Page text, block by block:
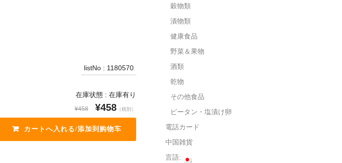
listNo : 1180570
在庫状態 : 在庫有り
¥458 ¥458 （税別）
穀物類
漬物類
健康食品
野菜＆果物
酒類
乾物
その他食品
ピータン・塩漬け卵
電話カード
中国雑貨
言語: